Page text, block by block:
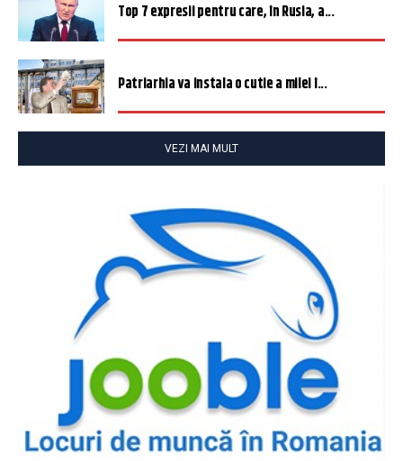
Top 7 expresii pentru care, în Rusia, a...
Patriarhia va instala o cutie a milei î...
VEZI MAI MULT